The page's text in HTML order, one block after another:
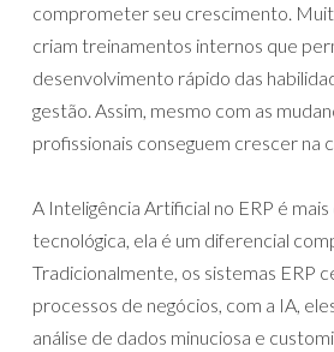
comprometer seu crescimento.
criam treinamentos internos que
desenvolvimento rápido das
gestão. Assim, mesmo com as
profissionais conseguem crescer na
A Inteligência Artificial no ERP é
tecnológica, ela é um diferencial
Tradicionalmente, os sistemas ERP
processos de negócios, com a IA,
análise de dados minuciosa e